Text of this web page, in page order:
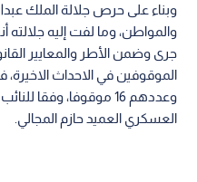
وبناء على حرص جلالة الملك
والمواطن، وما لفت إليه جلالته
جرى وضمن الأطر والمعايير
الموقوفين في الاحداث الاخيرة،
وعددهم 16 موقوفا،
العسكري العميد حازم المجالي.